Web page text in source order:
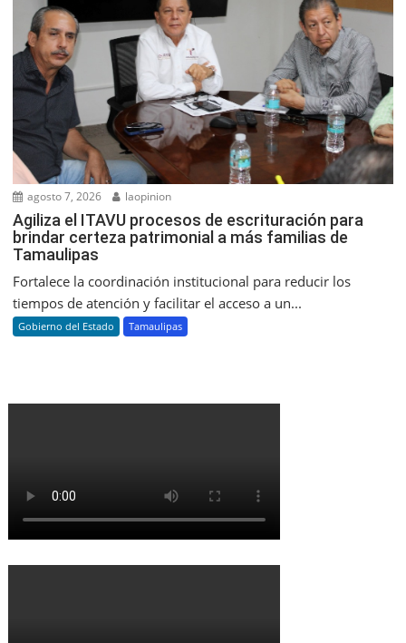
agosto 7, 2026 laopinion
Agiliza el ITAVU procesos de escrituración para
brindar certeza patrimonial a más familias de
Tamaulipas
Fortalece la coordinación institucional para reducir los
tiempos de atención y facilitar el acceso a un...
Gobierno del Estado Tamaulipas